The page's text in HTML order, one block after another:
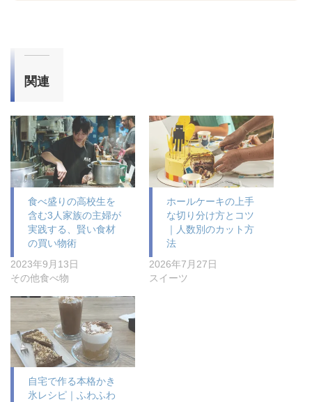
関連
食べ盛りの高校生を
含む3人家族の主婦が
実践する、賢い食材
の買い物術
2023年9月13日
その他食べ物
ホールケーキの上手
な切り分け方とコツ
｜人数別のカット方
法
2026年7月27日
スイーツ
自宅で作る本格かき
氷レシピ｜ふわふわ